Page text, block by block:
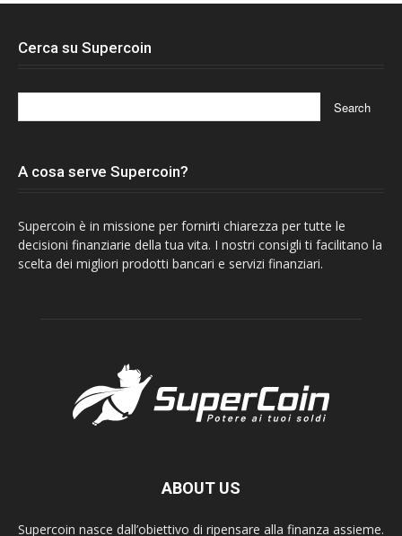
Cerca su Supercoin
A cosa serve Supercoin?
Supercoin è in missione per fornirti chiarezza per tutte le
decisioni finanziarie della tua vita. I nostri consigli ti facilitano la
scelta dei migliori prodotti bancari e servizi finanziari.
ABOUT US
Supercoin nasce dall’obiettivo di ripensare alla finanza assieme.